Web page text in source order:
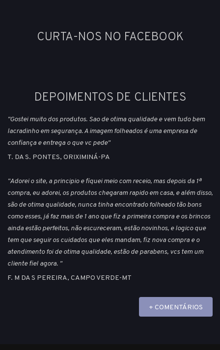
CURTA-NOS NO FACEBOOK
DEPOIMENTOS DE CLIENTES
"Gostei muito dos produtos. Sao de otima qualidade e vem tudo bem
lacradinho em segurança. A imagem folheados é uma empresa de
confiança e entrega o que vc pede"
T. DA S. PONTES, ORIXIMINÁ-PA
"Adorei o site, a principio e fiquei meio com receio, mas depois da 1ª
compra, eu adorei, os produtos chegaram rapido em casa, e além disso,
são de otima qualidade, nunca tinha encontrado folheado tão bons
como esses, já faz mais de 1 ano que fiz a primeira compra e os brincos
ainda estão perfeitos, não escureceram, estão novinhos, e logico que
tem que seguir os cuidados que eles mandam, fiz nova compra e o
atendimento foi de otima qualidade, estão de parabens, vcs tem um
cliente fiel agora. "
F. M DA S PEREIRA, CAMPO VERDE-MT
+ COMENTÁRIOS